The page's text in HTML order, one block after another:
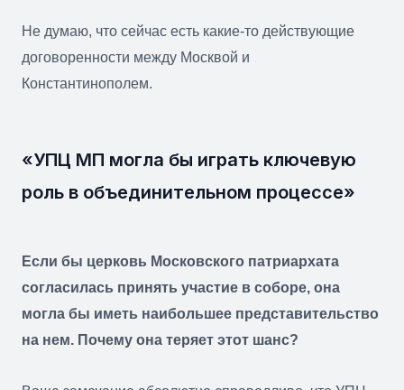
Не думаю, что сейчас есть какие-то действующие
договоренности между Москвой и
Константинополем.
«УПЦ МП могла бы играть ключевую
роль в объединительном процессе»
Если бы церковь Московского патриархата
согласилась принять участие в соборе, она
могла бы иметь наибольшее представительство
на нем. Почему она теряет этот шанс?